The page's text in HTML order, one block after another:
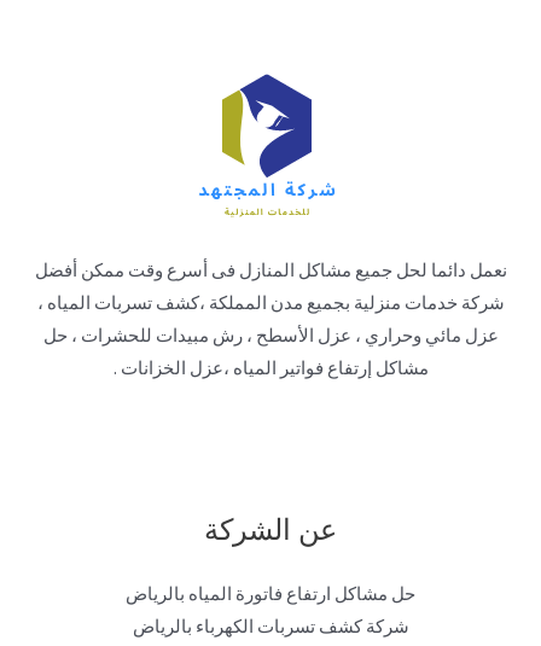
نعمل دائما لحل جميع مشاكل المنازل فى أسرع وقت ممكن أفضل
شركة خدمات منزلية بجميع مدن المملكة ،كشف تسربات المياه ،
عزل مائي وحراري ، عزل الأسطح ، رش مبيدات للحشرات ، حل
مشاكل إرتفاع فواتير المياه ،عزل الخزانات .
عن الشركة
حل مشاكل ارتفاع فاتورة المياه بالرياض
شركة كشف تسربات الكهرباء بالرياض